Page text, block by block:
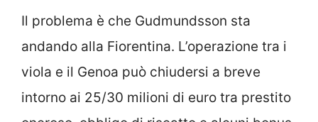
Il problema è che Gudmundsson sta
andando alla Fiorentina. L’operazione tra i
viola e il Genoa può chiudersi a breve
intorno ai 25/30 milioni di euro tra prestito